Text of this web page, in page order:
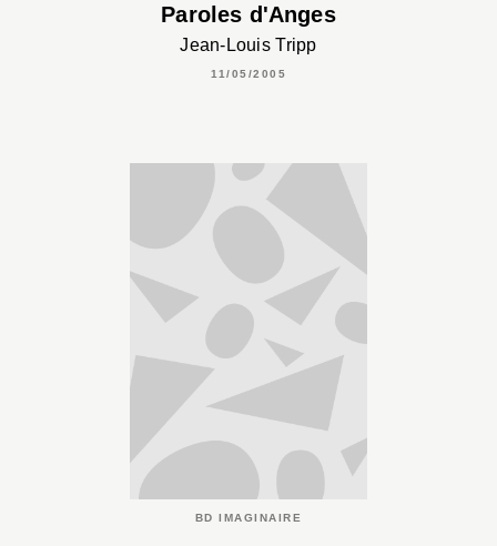
Paroles d'Anges
Jean-Louis Tripp
11/05/2005
BD IMAGINAIRE